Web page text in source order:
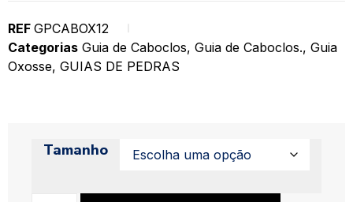
REF GPCABOX12
Categorias Guia de Caboclos, Guia de Caboclos., Guia
Oxosse, GUIAS DE PEDRAS
Tamanho